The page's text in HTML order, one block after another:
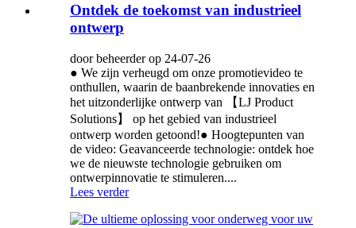
Ontdek de toekomst van industrieel
ontwerp
door beheerder op 24-07-26
● We zijn verheugd om onze promotievideo te
onthullen, waarin de baanbrekende innovaties en
het uitzonderlijke ontwerp van 【LJ Product
Solutions】 op het gebied van industrieel
ontwerp worden getoond!● Hoogtepunten van
de video: Geavanceerde technologie: ontdek hoe
we de nieuwste technologie gebruiken om
ontwerpinnovatie te stimuleren....
Lees verder